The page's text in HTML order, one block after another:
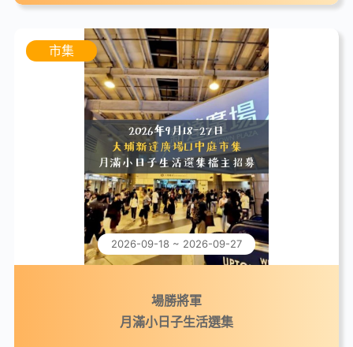
市集
2026-09-18 ~ 2026-09-27
場勝將軍
月滿小日子生活選集